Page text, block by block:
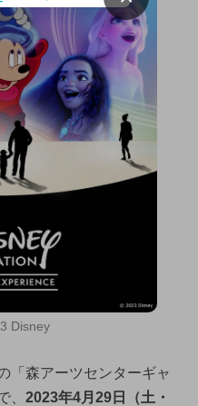
Disney
「森アーツセンターギャ
、 2023年4月29日（土・